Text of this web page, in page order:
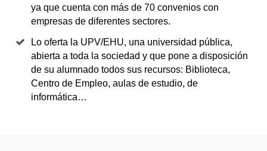
ya que cuenta con más de 70 convenios con
empresas de diferentes sectores.
Lo oferta la UPV/EHU, una universidad pública,
abierta a toda la sociedad y que pone a disposición
de su alumnado todos sus recursos: Biblioteca,
Centro de Empleo, aulas de estudio, de
informática…